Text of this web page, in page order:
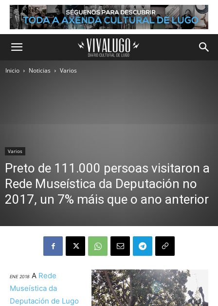
Inicio Noticias Varios
Varios
Preto de 111.000 persoas visitaron a
Rede Museística da Deputación no
2017, un 7% máis que o ano anterior
ENE 2018 A Rede
Museística da
Deputación de Lugo